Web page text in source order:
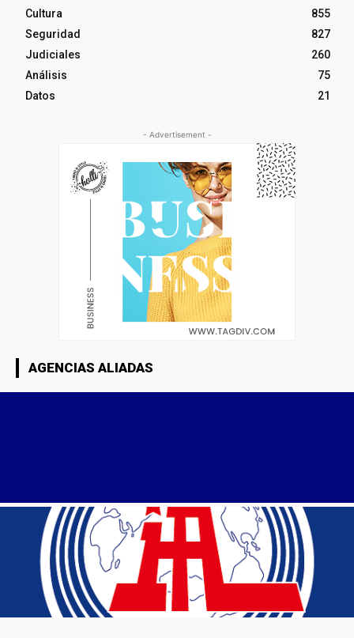
Cultura
855
Seguridad
827
Judiciales
260
Análisis
75
Datos
21
- Advertisement -
AGENCIAS ALIADAS